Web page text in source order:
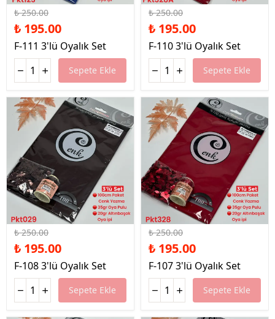
₺ 250.00
₺ 195.00
F-111 3'lü Oyalık Set
Sepete Ekle
₺ 250.00
₺ 195.00
F-110 3'lü Oyalık Set
Sepete Ekle
%22 İndirim
₺ 250.00
₺ 195.00
F-108 3'lü Oyalık Set
Sepete Ekle
%22 İndirim
₺ 250.00
₺ 195.00
F-107 3'lü Oyalık Set
Sepete Ekle